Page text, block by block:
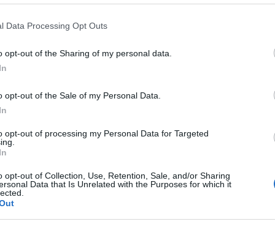
Data Processing Opt Outs
opt-out of the Sharing of my personal data.
opt-out of the Sale of my Personal Data.
opt-out of processing my Personal Data for Targeted
opt-out of Collection, Use, Retention, Sale, and/or Sharing
Data that Is Unrelated with the Purposes for which it
el éxito, en su primera edición del año pasado, del popular
rojo que lleva décadas siendo indispensable para todos los
ahora ViaMihelin acaba de presentar…
Challenge Bibendum comienza el
30 de mayo
Bibendum es un evento que se inventó Michelín ya
el año 1998, cosa que de nuevo honra a la marca francesa,
ver con los vehículos…
Wheels tunea y potencia el
y